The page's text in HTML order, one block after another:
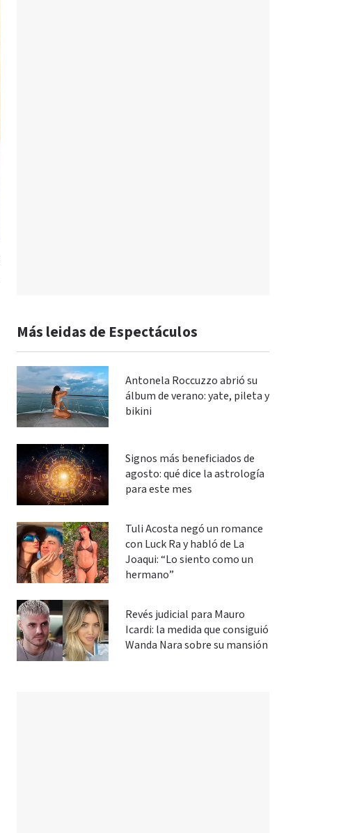
Más leidas de Espectáculos
Antonela Roccuzzo abrió su
álbum de verano: yate, pileta y
bikini
Signos más beneficiados de
agosto: qué dice la astrología
para este mes
Tuli Acosta negó un romance
con Luck Ra y habló de La
Joaqui: “Lo siento como un
hermano”
Revés judicial para Mauro
Icardi: la medida que consiguió
Wanda Nara sobre su mansión